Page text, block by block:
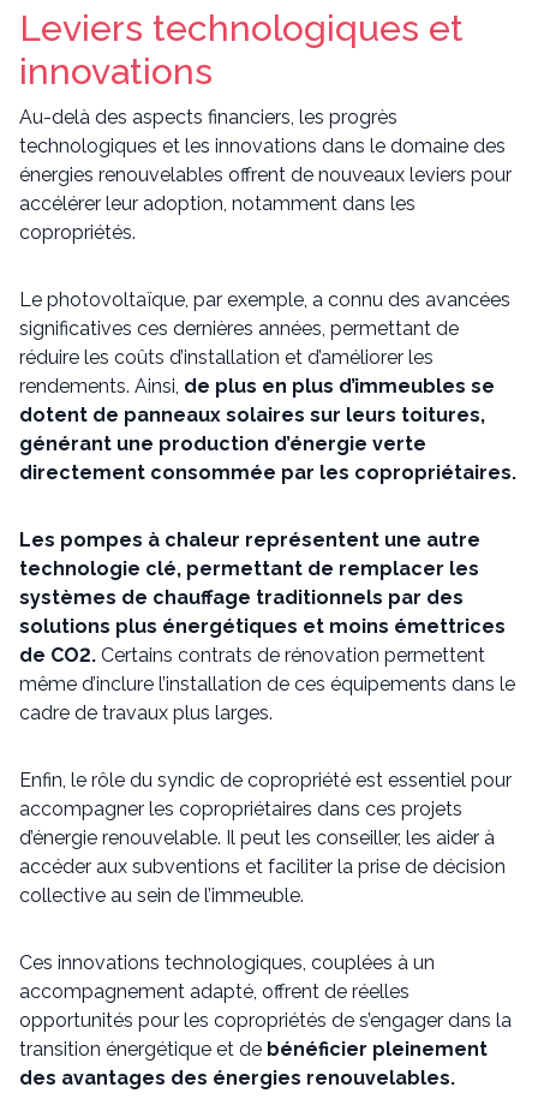
Leviers technologiques et
innovations
Au-delà des aspects financiers, les progrès
technologiques et les innovations dans le domaine des
énergies renouvelables offrent de nouveaux leviers pour
accélérer leur adoption, notamment dans les
copropriétés.
Le photovoltaïque, par exemple, a connu des avancées
significatives ces dernières années, permettant de
réduire les coûts d’installation et d’améliorer les
rendements. Ainsi, de plus en plus d’immeubles se
dotent de panneaux solaires sur leurs toitures,
générant une production d’énergie verte
directement consommée par les copropriétaires.
Les pompes à chaleur représentent une autre
technologie clé, permettant de remplacer les
systèmes de chauffage traditionnels par des
solutions plus énergétiques et moins émettrices
de CO2. Certains contrats de rénovation permettent
même d’inclure l’installation de ces équipements dans le
cadre de travaux plus larges.
Enfin, le rôle du syndic de copropriété est essentiel pour
accompagner les copropriétaires dans ces projets
d’énergie renouvelable. Il peut les conseiller, les aider à
accéder aux subventions et faciliter la prise de décision
collective au sein de l’immeuble.
Ces innovations technologiques, couplées à un
accompagnement adapté, offrent de réelles
opportunités pour les copropriétés de s’engager dans la
transition énergétique et de bénéficier pleinement
des avantages des énergies renouvelables.